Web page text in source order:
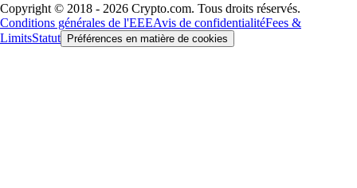
Copyright © 2018 - 2026 Crypto.com. Tous droits réservés.
Conditions générales de l'EEEAvis de confidentialitéFees &
LimitsStatut Préférences en matière de cookies